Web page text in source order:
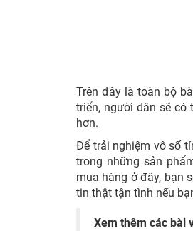
Trên đây là toàn bộ
triển, người dân sẽ
hơn.
Để trải nghiệm vô số
trong những sản
mua hàng ở đây, bạn
tin thật tận tình nếu
Xem thêm các bài